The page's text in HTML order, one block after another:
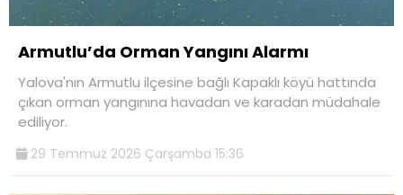
Armutlu’da Orman Yangını Alarmı
Yalova'nın Armutlu ilçesine bağlı Kapaklı köyü hattında
çıkan orman yangınına havadan ve karadan müdahale
ediliyor.
29 Temmuz 2026 Çarşamba 15:36